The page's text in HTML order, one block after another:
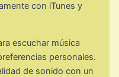
con iTunes y
escuchar música
personales.
de sonido con un